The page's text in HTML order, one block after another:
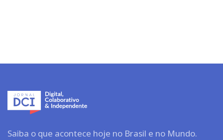
Saiba o que acontece hoje no Brasil e no Mundo.